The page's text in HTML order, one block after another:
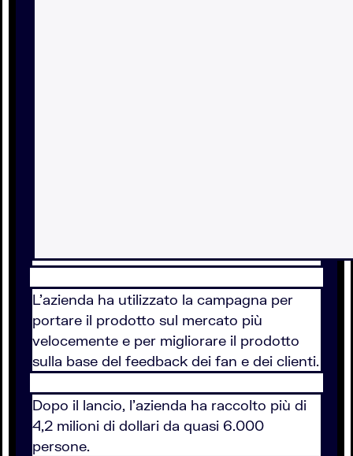
L’azienda ha utilizzato la campagna per
portare il prodotto sul mercato più
velocemente e per migliorare il prodotto
sulla base del feedback dei fan e dei clienti.
Dopo il lancio, l’azienda ha raccolto più di
4,2 milioni di dollari da quasi 6.000
persone.